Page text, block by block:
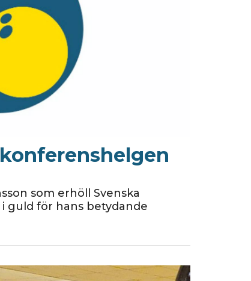
som erhöll Svenska
guld för hans betydande